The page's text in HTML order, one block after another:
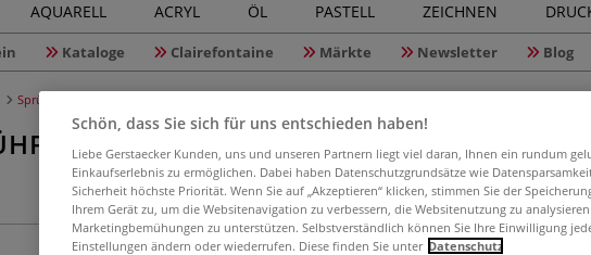
AQUARELL ACRYL ÖL PASTELL ZEICHNEN
Kataloge Clairefontaine Märkte Newsletter Blog
Sprühfarben
10 Artikel
Schön, dass Sie sich für uns entschieden haben!
Liebe Gerstaecker Kunden, uns und unseren Partnern liegt viel daran, Ihnen ein rundum
Einkaufserlebnis zu ermöglichen. Dabei haben Datenschutzgrundsätze wie
Sicherheit höchste Priorität. Wenn Sie auf „Akzeptieren“ klicken, stimmen Sie der
Ihrem Gerät zu, um die Websitenavigation zu verbessern, die Websitenutzung zu
Marketingbemühungen zu unterstützen. Selbstverständlich können Sie Ihre Einwilligung
Einstellungen ändern oder wiederrufen. Diese finden Sie unter Datenschutz